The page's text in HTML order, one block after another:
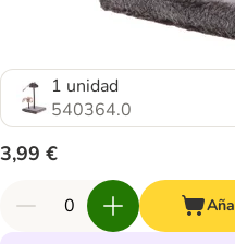
1 unidad
540364.0
3,99 €